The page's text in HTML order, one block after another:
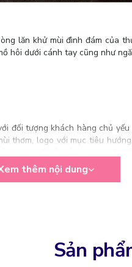
lăn khử mùi đình đám của
hôi dưới cánh tay cũng như
đối tượng khách hàng chủ
thơm, logo với mục tiêu
dòng sản phẩmSáp Khử Mùi
thêm nội dung
Sản